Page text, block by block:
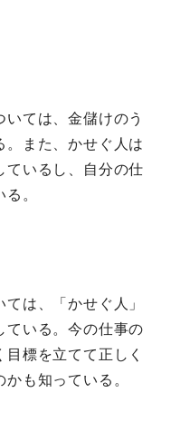
いては、金儲けのう
。また、かせぐ人は
ているし、自分の仕
。
ては、「かせぐ人」
ている。今の仕事の
標を立てて正しく
も知っている。